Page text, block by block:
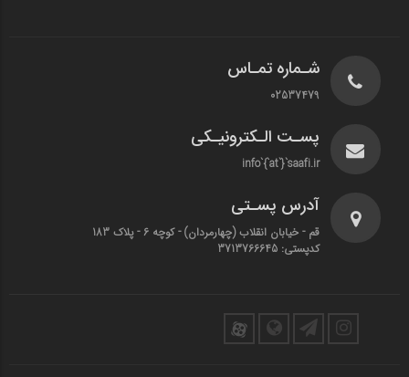
شـماره تمـاس
02537479
پسـت الـکترونیـکی
info`{`at`}`saafi.ir
آدرس پسـتی
قم - خیابان انقلاب (چهارمردان)‌ - کوچه 6 - پلاک 183
کدپستی: 3713766645